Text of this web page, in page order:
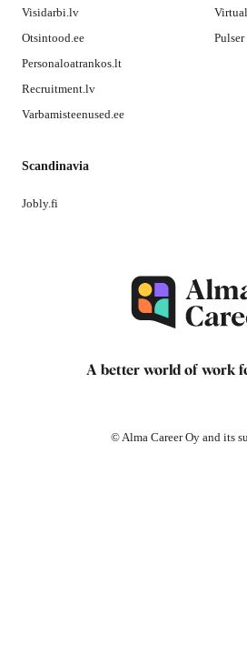
Visidarbi.lv
Otsintood.ee
Personaloatrankos.lt
Recruitment.lv
Varbamisteenused.ee
Pulser
Scandinavia
Jobly.fi
A better world of work
© Alma Career Oy and its